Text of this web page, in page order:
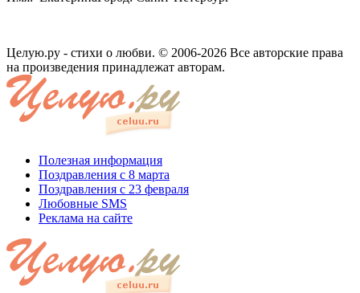
Целую.ру - стихи о любви. © 2006-2026 Все авторские права
на произведения принадлежат авторам.
Полезная информация
Поздравления с 8 марта
Поздравления с 23 февраля
Любовные SMS
Реклама на сайте